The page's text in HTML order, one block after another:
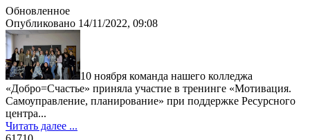
Обновленное
Опубликовано 14/11/2022, 09:08
10 ноября команда нашего колледжа
«Добро=Счастье» приняла участие в тренинге «Мотивация.
Самоуправление, планирование» при поддержке Ресурсного
центра...
Читать далее ...